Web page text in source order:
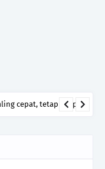
cepat, tetapi siapa